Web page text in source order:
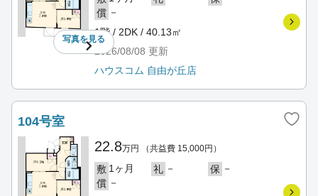
写真を見る
償 －
1階 / 2DK / 40.13㎡
2026/08/08 更新
ハウスコム 自由が丘店
104号室
22.8万円 （共益費 15,000円）
敷 1ヶ月 礼 － 保 －
償 －